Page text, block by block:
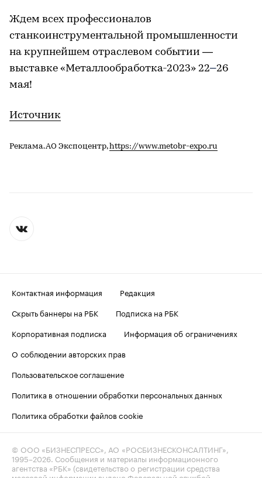
Ждем всех профессионалов
станкоинструментальной промышленности
на крупнейшем отраслевом событии —
выставке «Металлообработка-2023» 22–26
мая!
Источник
Реклама. АО Экспоцентр,https://www.metobr-expo.ru
Контактная информация
Редакция
Скрыть баннеры на РБК
Подписка на РБК
Корпоративная подписка
Информация об ограничениях
О соблюдении авторских прав
Пользовательское соглашение
Политика в отношении обработки персональных данных
Политика обработки файлов cookie
© ООО «БИЗНЕСПРЕСС», АО «РОСБИЗНЕСКОНСАЛТИНГ»,
1995–2026 . Сообщения и материалы информационного
агентства «РБК» (свидетельство о регистрации средства